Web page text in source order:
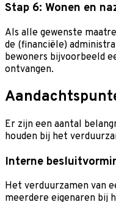
Stap 6: Wonen en
Als alle gewenste
de (financiële)
bewoners bijvoorbeeld
ontvangen.
Er zijn een aantal
houden bij het
Interne
Het verduurzamen van
meerdere eigenaren bij